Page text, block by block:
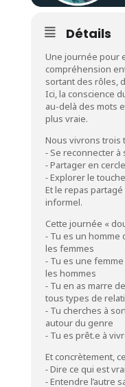
Détails
Une journée pour
compréhension
sortant des rôles,
Ici, la conscience
au-delà des mots
plus vraie.
Nous vivrons trois
⁃ Se reconnecter à
⁃ Partager en
⁃ Explorer le
Et le repas
informel.
Cette journée «
⁃ Tu es un
les femmes
⁃ Tu es une
les hommes
⁃ Tu en as marre
tous types de
⁃ Tu cherches à
autour du genre
⁃ Tu es prêt.e à
Et concrètement,
⁃ Dire ce qui est
⁃ Entendre l’autre